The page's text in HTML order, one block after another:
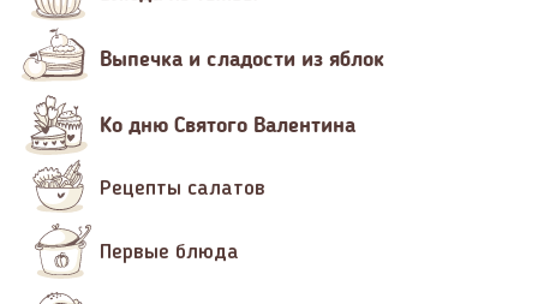
Выпечка и сладости из яблок
Ко дню Святого Валентина
Рецепты салатов
Первые блюда